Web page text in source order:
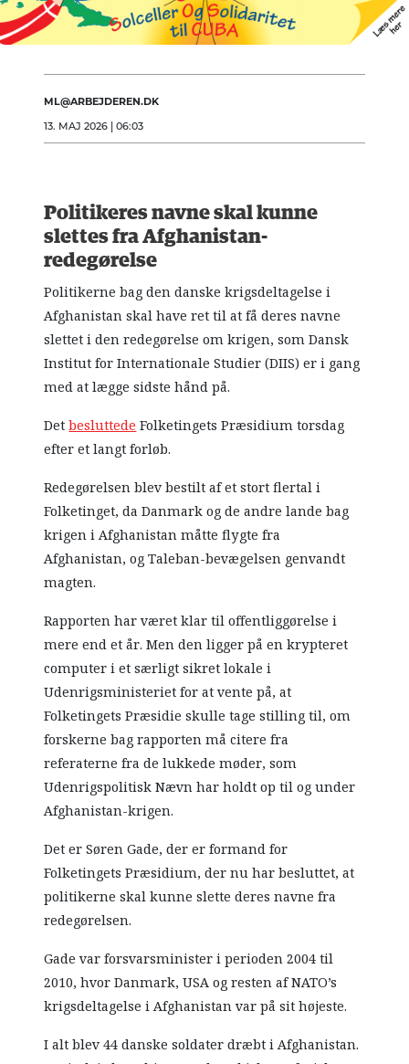
ML@ARBEJDEREN.DK
13. MAJ 2026 | 06:03
Politikeres navne skal kunne
slettes fra Afghanistan-
redegørelse
Politikerne bag den danske krigsdeltagelse i
Afghanistan skal have ret til at få deres navne
slettet i den redegørelse om krigen, som Dansk
Institut for Internationale Studier (DIIS) er i gang
med at lægge sidste hånd på.
Detbesluttede Folketingets Præsidium torsdag
efter et langt forløb.
Redegørelsen blev bestilt af et stort flertal i
Folketinget, da Danmark og de andre lande bag
krigen i Afghanistan måtte flygte fra
Afghanistan, og Taleban-bevægelsen genvandt
magten.
Rapporten har været klar til offentliggørelse i
mere end et år. Men den ligger på en krypteret
computer i et særligt sikret lokale i
Udenrigsministeriet for at vente på, at
Folketingets Præsidie skulle tage stilling til, om
forskerne bag rapporten må citere fra
referaterne fra de lukkede møder, som
Udenrigspolitisk Nævn har holdt op til og under
Afghanistan-krigen.
Det er Søren Gade, der er formand for
Folketingets Præsidium, der nu har besluttet, at
politikerne skal kunne slette deres navne fra
redegørelsen.
Gade var forsvarsminister i perioden 2004 til
2010, hvor Danmark, USA og resten af NATO’s
krigsdeltagelse i Afghanistan var på sit højeste.
I alt blev 44 danske soldater dræbt i Afghanistan.